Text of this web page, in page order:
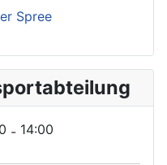
Spree
- 14:00